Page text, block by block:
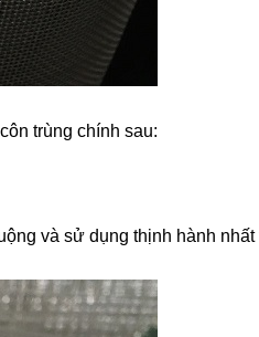
trùng chính sau:
và sử dụng thịnh hành